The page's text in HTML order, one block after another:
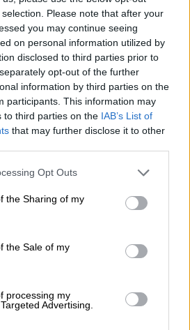
Please note that after your
you may continue seeing
on personal information utilized by
disclosed to third parties prior to
opt-out of the further
information by third parties on the
participants. This information may
to third parties on the IAB’s List of
that may further disclose it to other
app uses one or more Google
usage behaviour. You may click to
Google and its third-party tags to
specified purposes in below Google
Opt Outs
the Sharing of my
the Sale of my
processing my
Advertising.
κάθε παράνομη
μετατρέπεται στη
σε χιλιάδες ψήφους
εθνικές εκλογές. Να
είδους ψεύτικο
επαναστατικότητα
Χρυσής Αυγής την
ανοδικής πορείας τους.
και οι δημοσιογράφοι
υπονομευτικών της
έρχονται και πάλι
και η προβολή
Αυγής στα μεγάλα
ως δήθεν σωτήρων μιας
σε αναζήτηση
μέσα εκκολάπτουν και